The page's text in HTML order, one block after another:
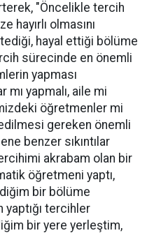
"Öncelikle tercih
olmasını
hayal ettiği bölüme
sürecinde en önemli
yapması
yapmalı, aile mi
öğretmenler mi
gereken önemli
benzer sıkıntılar
akrabam olan bir
öğretmeni yaptı,
bir bölüme
yaptığı tercihler
bir yere yerleştim,